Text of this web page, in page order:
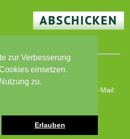
zur Verbesserung
einsetzen.
zu.
Erlauben
ABSCHICKEN
Wohnen-Immobilien GmbH
Graz | T: +43 316 82 02 87 | E-Mail:
Datenschutz